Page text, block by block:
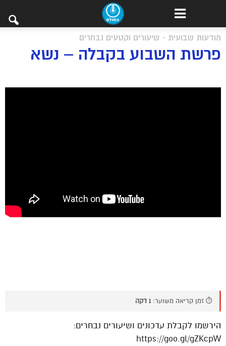
מודעות שבועית - שיעורים וקטעים נבחרים
פרשת השבוע בקבלה – נשא
⏱️ זמן קריאה משוער: 1 דקה
הירשמו לקבלת עדכונים ושיעורים נבחרים:
https://goo.gl/gZKcpW